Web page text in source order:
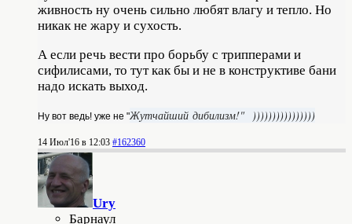
живность ну очень сильно любят влагу и тепло. Но
никак не жару и сухость.
А если речь вести про борьбу с трипперами и
сифилисами, то тут как бы и не в конструктиве бани
надо искать выход.
Ну вот ведь! уже не "Жутчайший дибилизм!" ))))))))))))))))
14 Июл'16 в 12:03 #162360
Ury
Барнаул